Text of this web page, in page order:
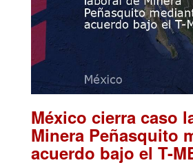
México cierra caso
Minera Peñasquito
acuerdo bajo el T-